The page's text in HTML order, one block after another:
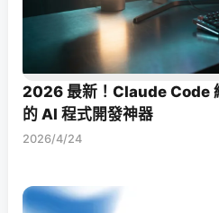
2026 最新！Claude Code
的 AI 程式開發神器
2026/4/24